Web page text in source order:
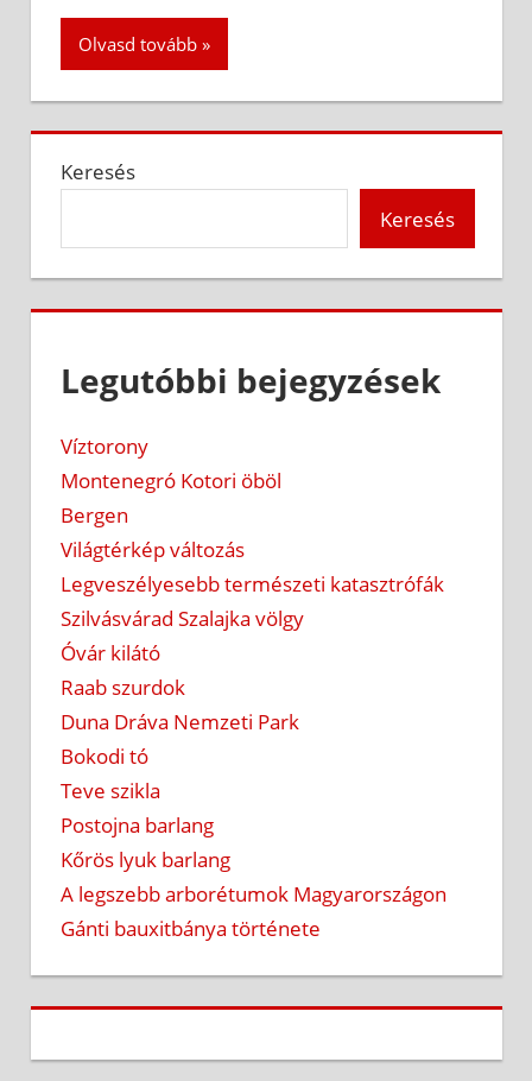
Olvasd tovább
Keresés
Keresés
Legutóbbi bejegyzések
Víztorony
Montenegró Kotori öböl
Bergen
Világtérkép változás
Legveszélyesebb természeti katasztrófák
Szilvásvárad Szalajka völgy
Óvár kilátó
Raab szurdok
Duna Dráva Nemzeti Park
Bokodi tó
Teve szikla
Postojna barlang
Kőrös lyuk barlang
A legszebb arborétumok Magyarországon
Gánti bauxitbánya története